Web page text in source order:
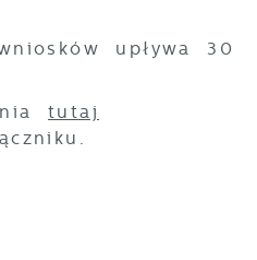
upływa 30
tutaj